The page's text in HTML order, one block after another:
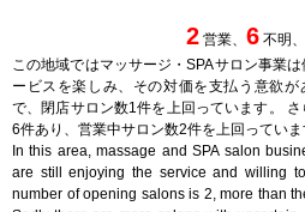
2 営業、 6 不明、
この地域ではマッサージ・SPAサロン事業
ービスを楽しみ、その対価を支払う意欲
で、閉店サロン数1件を上回っています。
6件あり、営業中サロン数2件を上回っていま
In this area, massage and SPA salon
are still enjoying the service and willing
number of opening salons is 2, more than